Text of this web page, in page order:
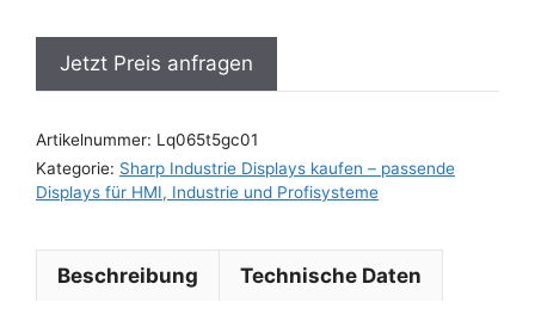
Jetzt Preis anfragen
Artikelnummer: Lq065t5gc01
Kategorie: Sharp Industrie Displays kaufen – passende
Displays für HMI, Industrie und Profisysteme
Beschreibung Technische Daten